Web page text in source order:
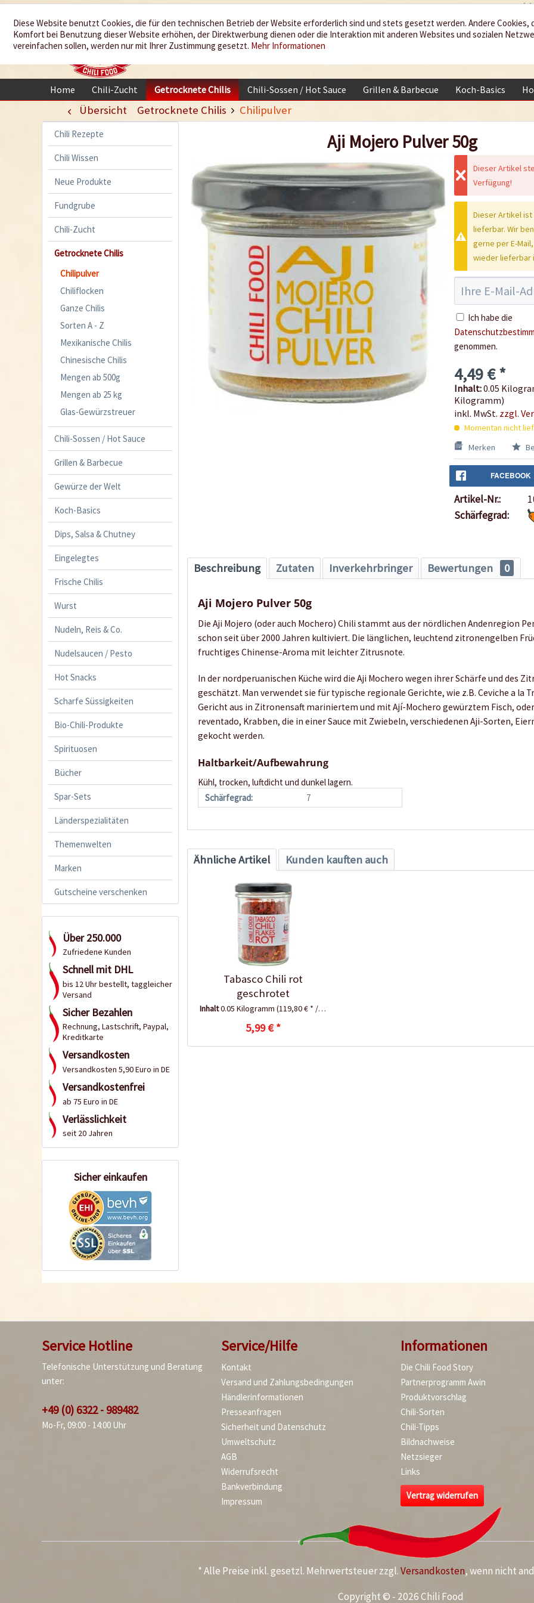
Wir würzen
Ihr Leben
Home Chili-Zucht Getrocknete Chilis Chili-Sossen / Hot Sauce Grillen & Barbecue Koch-Basics
Übersicht Getrocknete Chilis Chilipulver
Chili Rezepte
Chili Wissen
Neue Produkte
Fundgrube
Chili-Zucht
Getrocknete Chilis
Chilipulver
Chiliflocken
Ganze Chilis
Sorten A - Z
Mexikanische Chilis
Chinesische Chilis
Mengen ab 500g
Mengen ab 25 kg
Glas-Gewürzstreuer
Chili-Sossen / Hot Sauce
Grillen & Barbecue
Gewürze der Welt
Koch-Basics
Dips, Salsa & Chutney
Eingelegtes
Frische Chilis
Wurst
Nudeln, Reis & Co.
Nudelsaucen / Pesto
Hot Snacks
Scharfe Süssigkeiten
Bio-Chili-Produkte
Spirituosen
Bücher
Spar-Sets
Länderspezialitäten
Themenwelten
Marken
Gutscheine verschenken
Über 250.000
Zufriedene Kunden
Schnell mit DHL
bis 12 Uhr bestellt, taggleicher
Versand
Sicher Bezahlen
Rechnung, Lastschrift, Paypal,
Kreditkarte
Versandkosten
Versandkosten 5,90 Euro in DE
Versandkostenfrei
ab 75 Euro in DE
Verlässlichkeit
seit 20 Jahren
Sicher einkaufen
Aji Mojero Pulver 50g
Dieser Artikel
Verfügung!
Dieser Artikel
lieferbar. Wir
gerne per E-
wieder lieferbar
Ich habe die
genommen.
4,49 € *
Inhalt:0.05
Kilogramm)
inkl. MwSt. zzgl.
Momentan nicht
Merken
FACEBOOK
Artikel-Nr.:
Schärfegrad:
Beschreibung Zutaten Inverkehrbringer Bewertungen 0
Aji Mojero Pulver 50g
Die Aji Mojero (oder auch Mochero) Chili stammt aus der nördlichen Andenregion
schon seit über 2000 Jahren kultiviert. Die länglichen, leuchtend zitronengelben
fruchtiges Chinense-Aroma mit leichter Zitrusnote.
In der nordperuanischen Küche wird die Aji Mochero wegen ihrer Schärfe und des
geschätzt. Man verwendet sie für typische regionale Gerichte, wie z.B. Ceviche a la
Gericht aus in Zitronensaft mariniertem und mit Ají-Mochero gewürztem Fisch,
reventado, Krabben, die in einer Sauce mit Zwiebeln, verschiedenen Aji-Sorten,
gekocht werden.
Haltbarkeit/Aufbewahrung
Kühl, trocken, luftdicht und dunkel lagern.
Schärfegrad:
7
Ähnliche Artikel Kunden kauften auch
Tabasco Chili rot
geschrotet
Inhalt0.05 Kilogramm (119,80 € * / 1 Kilogramm)
5,99 € *
Service Hotline
Telefonische Unterstützung und Beratung
unter:
+49 (0) 6322 - 989482
Mo-Fr, 09:00 - 14:00 Uhr
Service/Hilfe
Kontakt
Versand und Zahlungsbedingungen
Händlerinformationen
Presseanfragen
Sicherheit und Datenschutz
Umweltschutz
AGB
Widerrufsrecht
Bankverbindung
Impressum
Informationen
Die Chili Food Story
Partnerprogramm Awin
Produktvorschlag
Chili-Sorten
Chili-Tipps
Bildnachweise
Netzsieger
Links
Vertrag widerrufen
* Alle Preise inkl. gesetzl. Mehrwertsteuer zzgl.Versandkosten, wenn nicht
Copyright © - 2026 Chili Food
Diese Website benutzt Cookies, die für den technischen Betrieb der Website erforderlich sind und stets gesetzt werden. Andere Cookies,
Komfort bei Benutzung dieser Website erhöhen, der Direktwerbung dienen oder die Interaktion mit anderen Websites und sozialen
vereinfachen sollen, werden nur mit Ihrer Zustimmung gesetzt. Mehr Informationen